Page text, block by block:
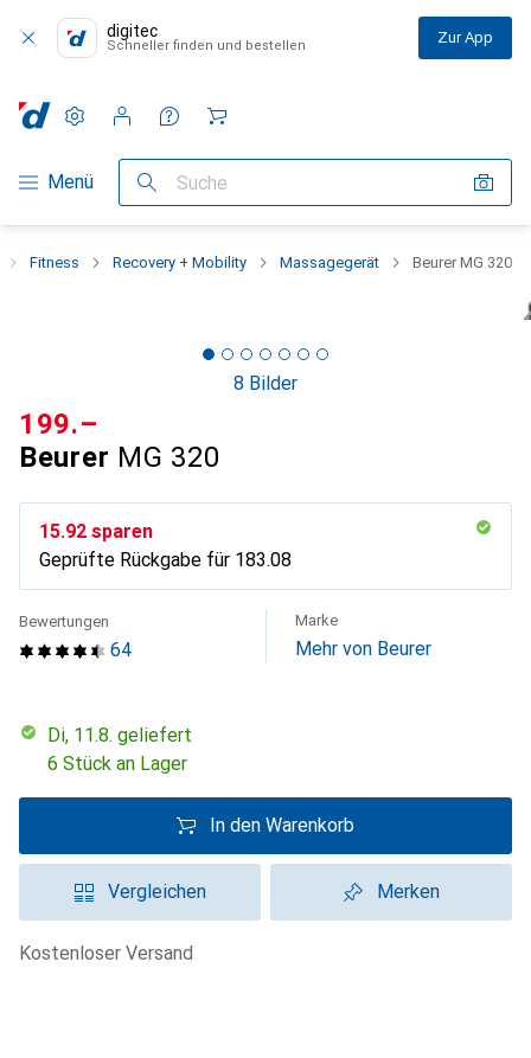
digitec
Schneller finden und bestellen Zur App
Navigation nach Kategorien
Menü Suche
Einstellungen
Kundenkonto
Vergleichslisten
Merklisten
Warenkorb
Fitness Recovery + Mobility Massagegerät Beurer MG 320
8 Bilder
Beurer MG 320
CHF
199.–
CHF
15.92 sparen
Geprüfte Rückgabe für CHF
183.08
64
Bewertungen Marke
Mehr von Beurer
Di, 11.8. geliefert
6 Stück an Lager
In den Warenkorb
Vergleichen Merken
kostenloser Versand